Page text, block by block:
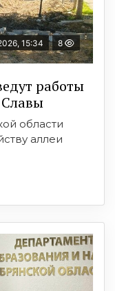
15:34 8
работы
Славы
области
аллеи